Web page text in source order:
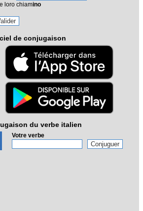
loro chiamino
de conjugaison
du verbe italien
Votre verbe